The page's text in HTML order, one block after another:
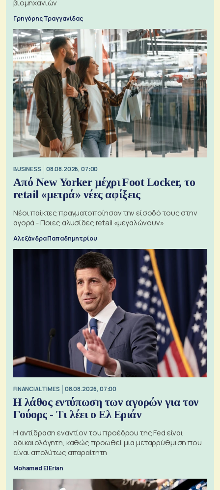
βιομηχανιών
Γρηγόρης Τραγγανίδας
BUSINESS 08.08.2026, 07:00
Από New Yorker μέχρι Foot Locker, το
retail «μετρά» νέες αφίξεις
Νέοι παίκτες πραγματοποίησαν την είσοδό τους στην
αγορά - Ποιες αλυσίδες retail «μεγαλώνουν»
Αλεξάνδρα Παπαδημητρίου
FINANCIAL TIMES 08.08.2026, 07:00
Η λάθος εντύπωση των αγορών για τον
Γούορς - Τι λέει ο Ελ Εριάν
Η αντίδραση εναντίον του προέδρου της Fed είναι
αδικαιολόγητη, καθώς προωθεί μια μεταρρύθμιση που
είναι απολύτως απαραίτητη
Mohamed El Erian